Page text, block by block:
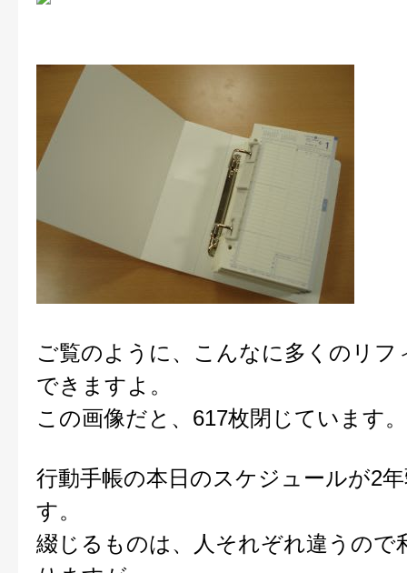
ご覧のように、こんなに多くのリフ
できますよ。
この画像だと、617枚閉じています。
行動手帳の本日のスケジュールが2
す。
綴じるものは、人それぞれ違うので